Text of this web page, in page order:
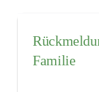
Familie